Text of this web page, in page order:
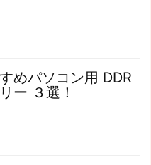
めパソコン用 DDR
ー ３選！